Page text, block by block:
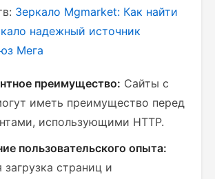
Зеркало Mgmarket: Как найти
надежный источник
Мега
преимущество: Сайты с
иметь преимущество перед
использующими HTTP.
пользовательского опыта:
страниц и